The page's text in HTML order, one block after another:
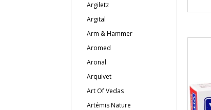
Argiletz
Argital
Arm & Hammer
Aromed
Aronal
Arquivet
Art Of Vedas
Artémis Nature